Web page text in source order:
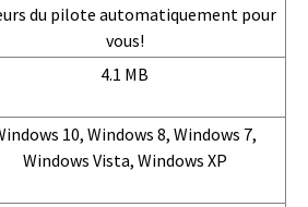
du pilote automatiquement pour
vous!
4.1 MB
10, Windows 8, Windows 7,
Windows Vista, Windows XP